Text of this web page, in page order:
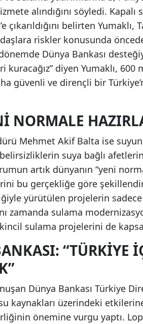
alındığını söyledi.
çıkarıldığını belirten
riskler konusunda
Dünya Bankası
diyen Yumaklı, 600
güvenli ve dirençli bir
NORMALE
Mehmet Akif Balta ise
suya bağlı afetlerin
artık dünyanın “yeni
bu gerçekliğe göre
yürütülen projelerin sadece
zamanda sulama
sulama projelerini de
“TÜRKIYE
Dünya Bankası Türkiye
kaynakları üzerindeki
önemine vurgu yaptı.